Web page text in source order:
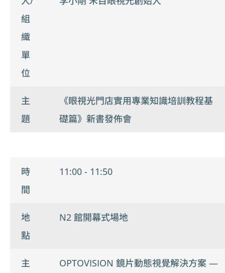
組
織
單
位
主
題
《眼視光門店實用專業知識培訓教程基
礎篇》新書發佈會
時
間
11:00 - 11:50
地
點
N2 館開幕式場地
主
OPTOVISION 鏡片動態視覺解決方案 —